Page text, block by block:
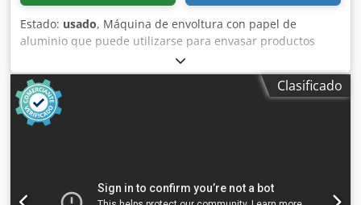
Estado: usado, Máquina de envoltura con papel de
aluminio que puede utilizarse para envasar productos
mantequilla, grasa, margarina, tvorog o queso cottage en
papel de aluminio o pergamino. El formato de la máquina
es tamaño estándar: 250 gramos, 100 x 75 x 35 mm,
plegado inferior. Capacidad: hasta 40 porciones por
minuto. La mantequilla se alimenta a través de un
alimentación del papel, para controlar la posición exacta
Clasificado